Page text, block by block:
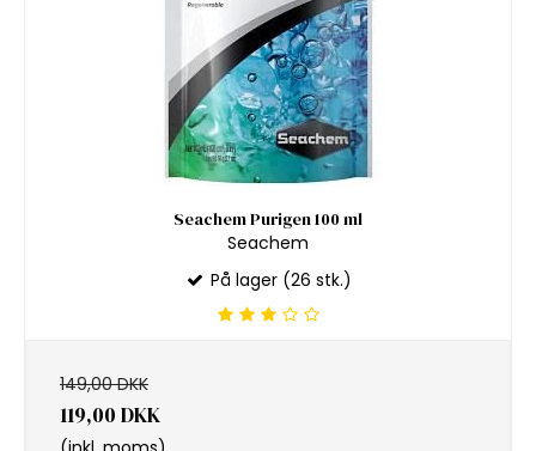
Seachem Purigen 100 ml
Seachem
På lager (26 stk.)
149,00 DKK
119,00 DKK